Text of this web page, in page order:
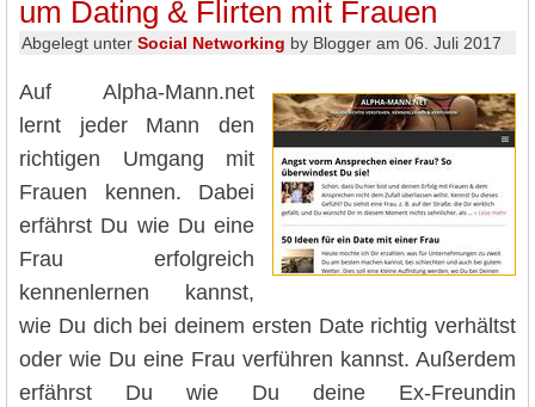
um Dating & Flirten mit Frauen
Abgelegt unter Social Networking by Blogger am 06. Juli 2017
Auf Alpha-Mann.net
lernt jeder Mann den
richtigen Umgang mit
Frauen kennen. Dabei
erfährst Du wie Du eine
Frau erfolgreich
kennenlernen kannst,
wie Du dich bei deinem ersten Date richtig verhältst
oder wie Du eine Frau verführen kannst. Außerdem
erfährst Du wie Du deine Ex-Freundin